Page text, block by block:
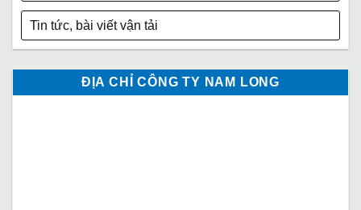
Tin tức, bài viết vận tải
ĐỊA CHỈ CÔNG TY NAM LONG